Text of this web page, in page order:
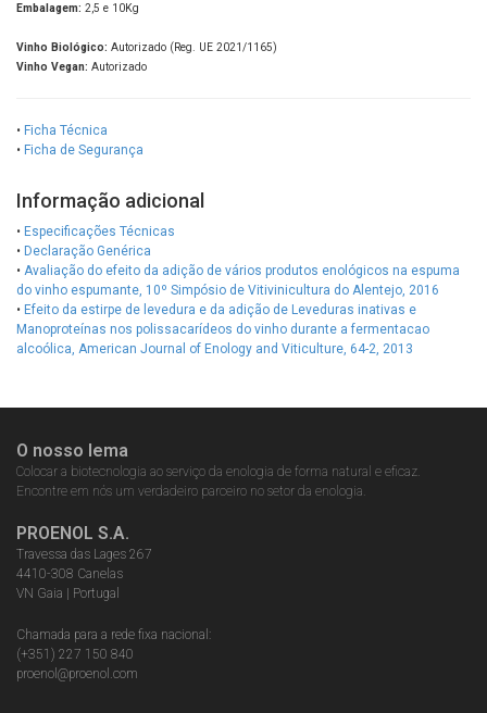
Embalagem: 2,5 e 10Kg
Vinho Biológico: Autorizado (Reg. UE 2021/1165)
Vinho Vegan: Autorizado
• Ficha Técnica
• Ficha de Segurança
Informação adicional
• Especificações Técnicas
• Declaração Genérica
• Avaliação do efeito da adição de vários produtos enológicos na espuma
do vinho espumante, 10º Simpósio de Vitivinicultura do Alentejo, 2016
• Efeito da estirpe de levedura e da adição de Leveduras inativas e
Manoproteínas nos polissacarídeos do vinho durante a fermentacao
alcoólica, American Journal of Enology and Viticulture, 64-2, 2013
O nosso lema
Colocar a biotecnologia ao serviço da enologia de forma natural e eficaz.
Encontre em nós um verdadeiro parceiro no setor da enologia.
PROENOL S.A.
Travessa das Lages 267
4410-308 Canelas
VN Gaia | Portugal
Chamada para a rede fixa nacional:
(+351) 227 150 840
proenol@proenol.com